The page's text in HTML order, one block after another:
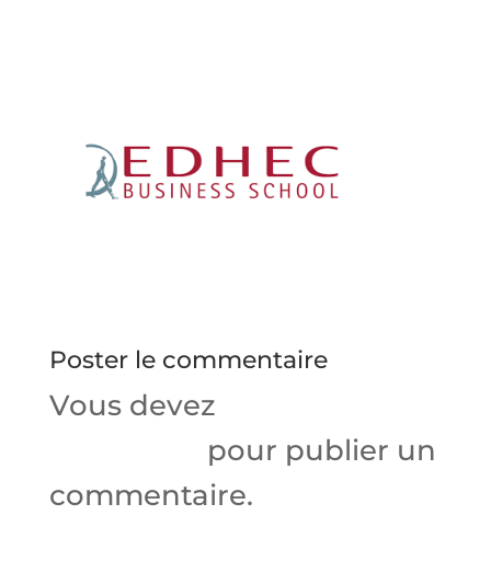
Poster le commentaire
Vous devez
pour publier un
commentaire.